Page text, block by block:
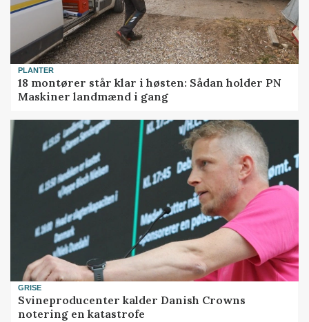
PLANTER
18 montører står klar i høsten: Sådan holder PN
Maskiner landmænd i gang
GRISE
Svineproducenter kalder Danish Crowns
notering en katastrofe